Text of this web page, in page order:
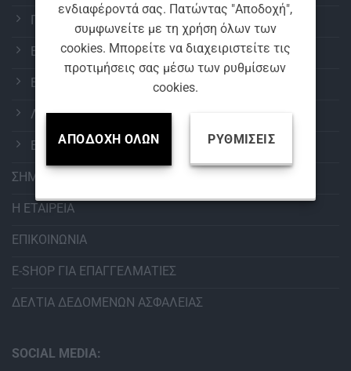
ενδιαφέροντά σας. Πατώντας "Αποδοχή",
συμφωνείτε με τη χρήση όλων των
cookies. Μπορείτε να διαχειριστείτε τις
προτιμήσεις σας μέσω των ρυθμίσεων
cookies.
ΑΠΟΔΟΧΉ ΌΛΩΝ ΡΥΘΜΊΣΕΙΣ
ΠΕΡΙΠΟΙΗΣΗ ΑΥΤΟΚΙΝΗΤΟΥ
ΕΞΟΠΛΙΣΜΟΣ ΠΛΥΝΤΗΡΙΩΝ
ΕΠΑΓΓΕΛΜΑΤΙΚΑ ΧΗΜΙΚΑ
ΛΑΜΠΕΣ ΟΧΗΜΑΤΩΝ
ΕΚΘΕΤΕΣ
ΣΗΜΕΙΑ ΠΩΛΗΣΗΣ
Η ΕΤΑΙΡΕΙΑ
ΕΠΙΚΟΙΝΩΝΙΑ
E-SHOP ΓΙΑ ΕΠΑΓΓΕΛΜΑΤΙΕΣ
ΔΕΛΤΙΑ ΔΕΔΟΜΕΝΩΝ ΑΣΦΑΛΕΙΑΣ
SOCIAL MEDIA: